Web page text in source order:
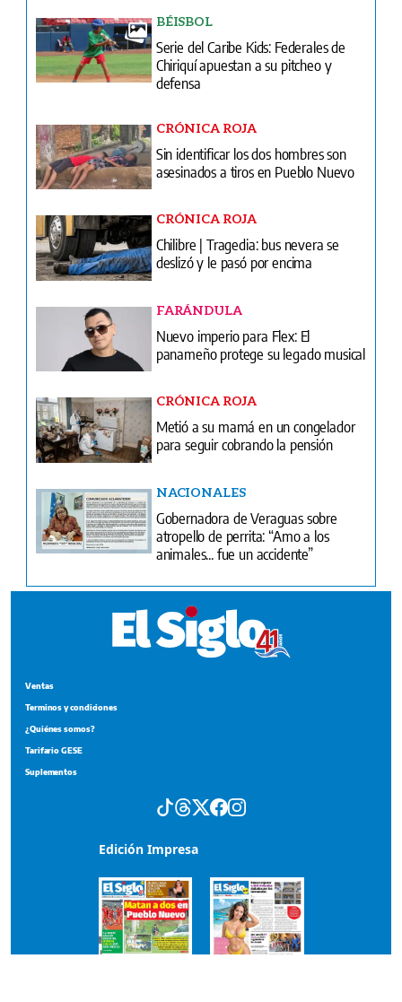
BÉISBOL
Serie del Caribe Kids: Federales de
Chiriquí apuestan a su pitcheo y
defensa
CRÓNICA ROJA
Sin identificar los dos hombres son
asesinados a tiros en Pueblo Nuevo
CRÓNICA ROJA
Chilibre | Tragedia: bus nevera se
deslizó y le pasó por encima
FARÁNDULA
Nuevo imperio para Flex: El
panameño protege su legado musical
CRÓNICA ROJA
Metió a su mamá en un congelador
para seguir cobrando la pensión
NACIONALES
Gobernadora de Veraguas sobre
atropello de perrita: “Amo a los
animales... fue un accidente”
Ventas
Terminos y condiciones
¿Quiénes somos?
Tarifario GESE
Suplementos
Edición Impresa